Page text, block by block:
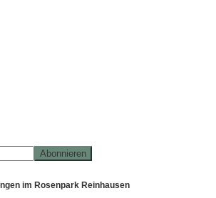
im Rosenpark Reinhausen